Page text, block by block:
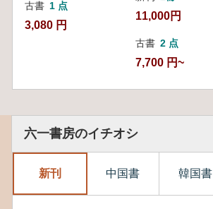
古書 1 点
3,080 円
11,000円
古書 2 点
7,700 円~
六一書房のイチオシ
新刊 中国書 韓国書